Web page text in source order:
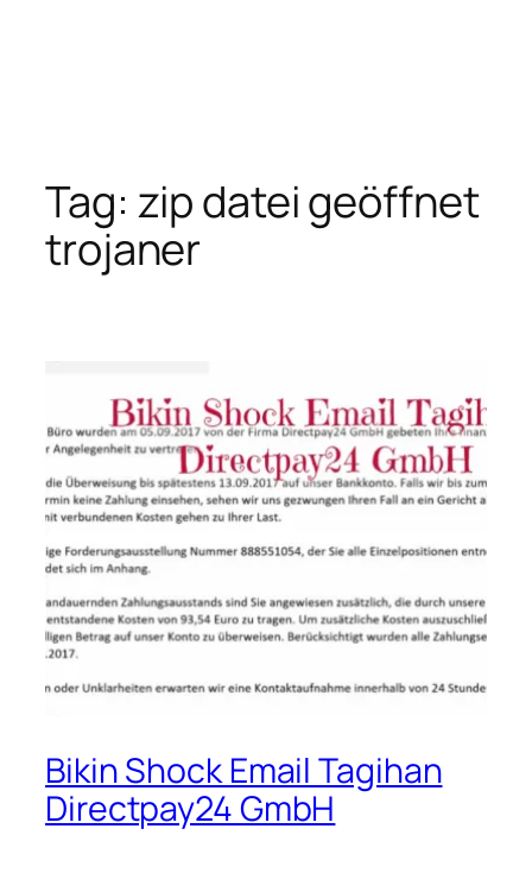
Tag: zip datei geöffnet
trojaner
Bikin Shock Email Tagihan
Directpay24 GmbH